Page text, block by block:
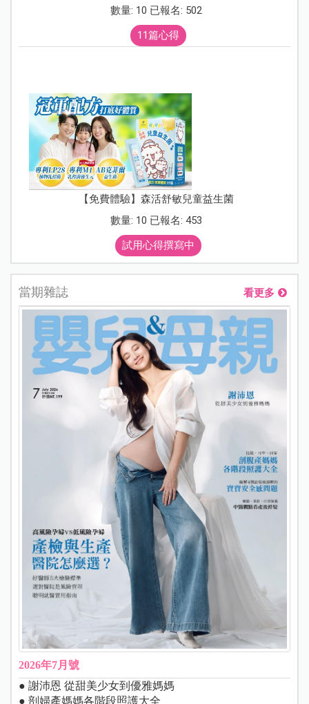
數量: 10 已報名: 502
11篇心得
【免費體驗】森活舒敏兒童益生菌
數量: 10 已報名: 453
試用心得撰寫中
當期雜誌 看更多
2026年7月號
● 謝沛恩 從甜美少女到優雅媽媽
● 剖婦產媽媽各階段照護大全